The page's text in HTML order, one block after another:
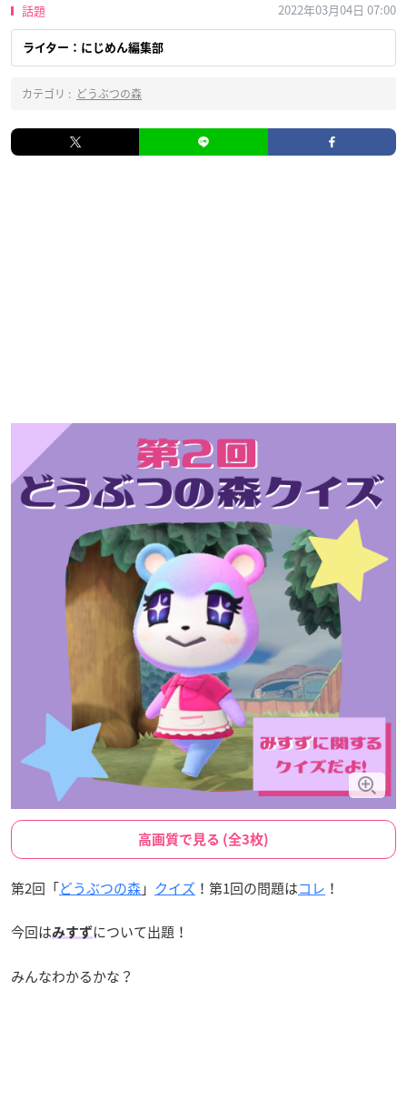
話題 2022年03月04日 07:00
ライター：にじめん編集部
カテゴリ : どうぶつの森
高画質で見る (全3枚)
第2回「どうぶつの森」 クイズ ！第1回の問題はコレ ！
今回はみすず について出題！
みんなわかるかな？